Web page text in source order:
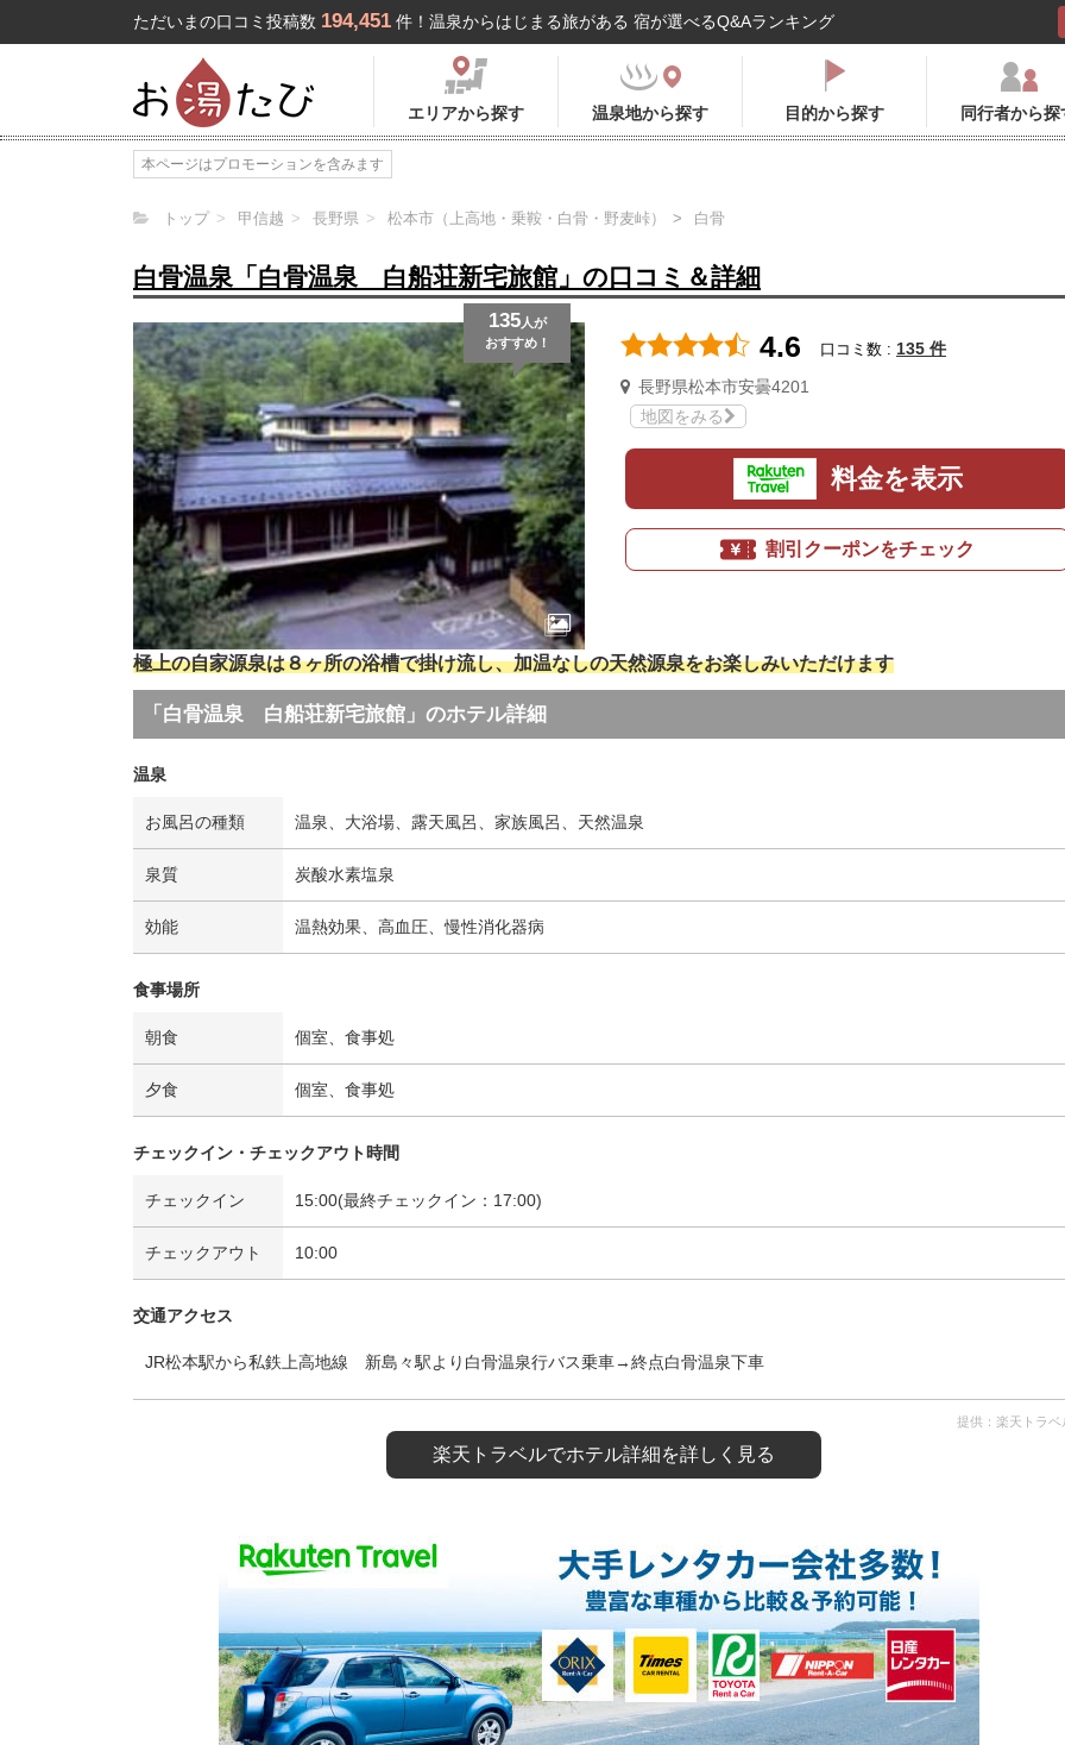
ただいまの口コミ投稿数 194,451 件！温泉からはじまる旅がある 宿が選べるQ&Aランキング
エリアから探す 温泉地から探す 目的から探す 同行者から探
本ページはプロモーションを含みます
トップ 甲信越 長野県 松本市（上高地・乗鞍・白骨・野麦峠） 白骨
白骨温泉「白骨温泉 白船荘新宅旅館」の口コミ＆詳細
135人が
おすすめ！
4.6 口コミ数 : 135 件
長野県松本市安曇4201
地図をみる
料金を表示
割引クーポンをチェック
極上の自家源泉は８ヶ所の浴槽で掛け流し、加温なしの天然源泉をお楽しみいただけます
「白骨温泉 白船荘新宅旅館」のホテル詳細
温泉
お風呂の種類 温泉、大浴場、露天風呂、家族風呂、天然温泉
泉質 炭酸水素塩泉
効能 温熱効果、高血圧、慢性消化器病
食事場所
朝食 個室、食事処
夕食 個室、食事処
チェックイン・チェックアウト時間
チェックイン 15:00(最終チェックイン：17:00)
チェックアウト 10:00
交通アクセス
JR松本駅から私鉄上高地線 新島々駅より白骨温泉行バス乗車→終点白骨温泉下車
提供：楽天トラベ
楽天トラベルでホテル詳細を詳しく見る